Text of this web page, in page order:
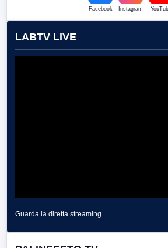
Facebook Instagram
LABTV LIVE
Guarda la diretta streaming